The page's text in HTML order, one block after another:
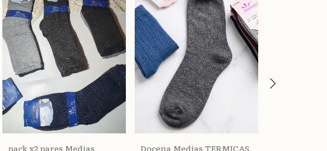
pack x2 pares Medias
Docena Medias TERMICAS